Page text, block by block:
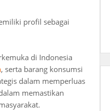
profil sebagai
di Indonesia
, serta barang konsumsi
dalam memperluas
memastikan